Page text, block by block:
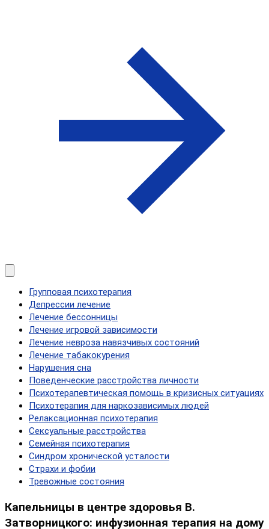
Групповая психотерапия
Депрессии лечение
Лечение бессонницы
Лечение игровой зависимости
Лечение невроза навязчивых состояний
Лечение табакокурения
Нарушения сна
Поведенческие расстройства личности
Психотерапевтическая помощь в кризисных ситуациях
Психотерапия для наркозависимых людей
Релаксационная психотерапия
Сексуальные расстройства
Семейная психотерапия
Синдром хронической усталости
Страхи и фобии
Тревожные состояния
Капельницы в центре здоровья В.
Затворницкого: инфузионная терапия на дому